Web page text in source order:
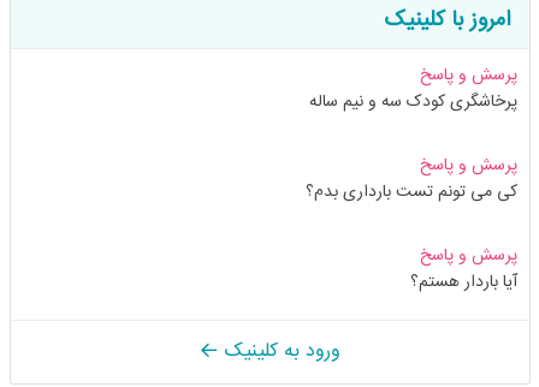
امروز با کلینیک
پرسش و پاسخ
پرخاشگری کودک سه و نیم ساله
پرسش و پاسخ
کی می تونم تست بارداری بدم؟
پرسش و پاسخ
آیا باردار هستم؟
ورود به کلینیک